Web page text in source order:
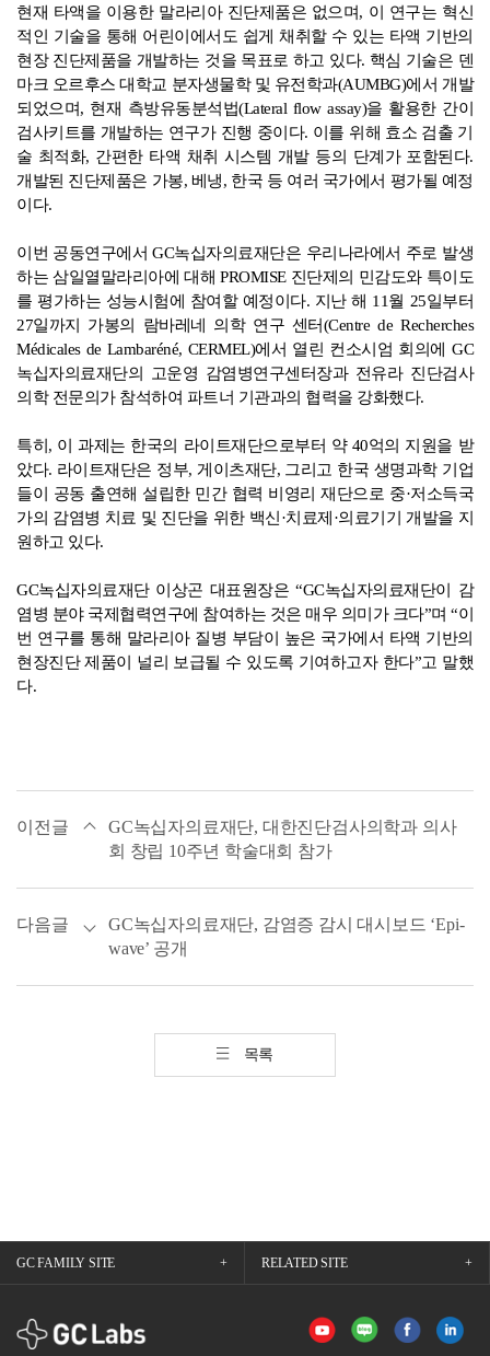
현재 타액을 이용한 말라리아 진단제품은 없으며, 이 연구는 혁신
적인 기술을 통해 어린이에서도 쉽게 채취할 수 있는 타액 기반의
현장 진단제품을 개발하는 것을 목표로 하고 있다. 핵심 기술은 덴
마크 오르후스 대학교 분자생물학 및 유전학과(AUMBG)에서 개발
되었으며, 현재 측방유동분석법(Lateral flow assay)을 활용한 간이
검사키트를 개발하는 연구가 진행 중이다. 이를 위해 효소 검출 기
술 최적화, 간편한 타액 채취 시스템 개발 등의 단계가 포함된다.
개발된 진단제품은 가봉, 베냉, 한국 등 여러 국가에서 평가될 예정
이다.
이번 공동연구에서 GC녹십자의료재단은 우리나라에서 주로 발생
하는 삼일열말라리아에 대해 PROMISE 진단제의 민감도와 특이도
를 평가하는 성능시험에 참여할 예정이다. 지난 해 11월 25일부터
27일까지 가봉의 람바레네 의학 연구 센터(Centre de Recherches
Médicales de Lambaréné, CERMEL)에서 열린 컨소시엄 회의에 GC
녹십자의료재단의 고운영 감염병연구센터장과 전유라 진단검사
의학 전문의가 참석하여 파트너 기관과의 협력을 강화했다.
특히, 이 과제는 한국의 라이트재단으로부터 약 40억의 지원을 받
았다. 라이트재단은 정부, 게이츠재단, 그리고 한국 생명과학 기업
들이 공동 출연해 설립한 민간 협력 비영리 재단으로 중·저소득국
가의 감염병 치료 및 진단을 위한 백신·치료제·의료기기 개발을 지
원하고 있다.
GC녹십자의료재단 이상곤 대표원장은 “GC녹십자의료재단이 감
염병 분야 국제협력연구에 참여하는 것은 매우 의미가 크다”며 “이
번 연구를 통해 말라리아 질병 부담이 높은 국가에서 타액 기반의
현장진단 제품이 널리 보급될 수 있도록 기여하고자 한다”고 말했
다.
이전글
GC녹십자의료재단, 대한진단검사의학과 의사
회 창립 10주년 학술대회 참가
다음글
GC녹십자의료재단, 감염증 감시 대시보드 ‘Epi-
wave’ 공개
목록
GC FAMILY SITE RELATED SITE
GCLabs